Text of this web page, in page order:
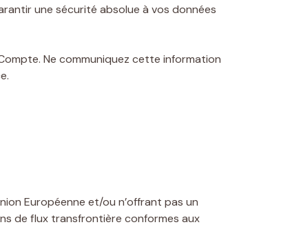
une sécurité absolue à vos données
Ne communiquez cette information
Européenne et/ou n’offrant pas un
de flux transfrontière conformes aux